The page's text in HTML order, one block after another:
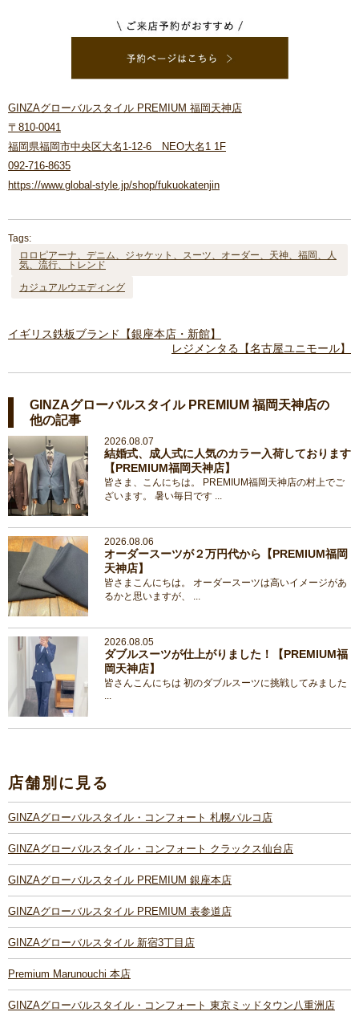
GINZAグローバルスタイル PREMIUM 福岡天神店
〒810-0041
福岡県福岡市中央区大名1-12-6 NEO大名1 1F
092-716-8635
https://www.global-style.jp/shop/fukuokatenjin
Tags:
ロロピアーナ、デニム、ジャケット、スーツ、オーダー、天神、福岡、人
気、流行、トレンド
カジュアルウエディング
イギリス鉄板ブランド【銀座本店・新館】
レジメンタる【名古屋ユニモール】
GINZAグローバルスタイル PREMIUM 福岡天神店の
他の記事
2026.08.07
結婚式、成人式に人気のカラー入荷しております
【PREMIUM福岡天神店】
皆さま、こんにちは。 PREMIUM福岡天神店の村上でご
ざいます。 暑い毎日です ...
2026.08.06
オーダースーツが２万円代から【PREMIUM福岡
天神店】
皆さまこんにちは。 オーダースーツは高いイメージがあ
るかと思いますが、 ...
2026.08.05
ダブルスーツが仕上がりました！【PREMIUM福
岡天神店】
皆さんこんにちは 初のダブルスーツに挑戦してみました
店舗別に見る
GINZAグローバルスタイル・コンフォート 札幌パルコ店
GINZAグローバルスタイル・コンフォート クラックス仙台店
GINZAグローバルスタイル PREMIUM 銀座本店
GINZAグローバルスタイル PREMIUM 表参道店
GINZAグローバルスタイル 新宿3丁目店
Premium Marunouchi 本店
GINZAグローバルスタイル・コンフォート 東京ミッドタウン八重洲店